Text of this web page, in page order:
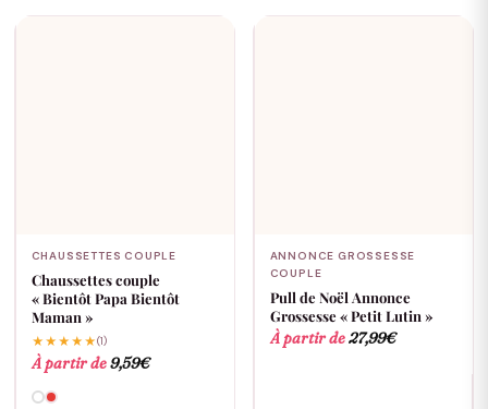
CHAUSSETTES COUPLE
Chaussettes couple
« Bientôt Papa Bientôt
Maman »
★★★★★(1)
À partir de9,59€
ANNONCE GROSSESSE
COUPLE
Pull de Noël Annonce
Grossesse « Petit Lutin »
À partir de27,99€